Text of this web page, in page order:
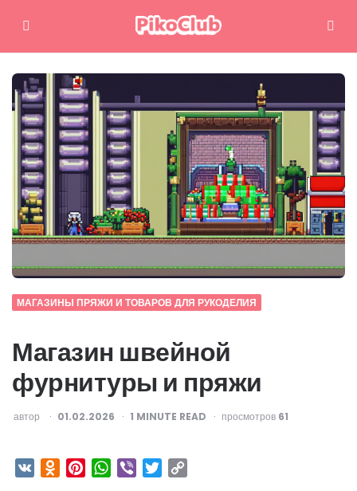
Меню Поиск
МАГАЗИНЫ ПРЯЖИ И ТОВАРОВ ДЛЯ РУКОДЕЛИЯ
Магазин швейной
фурнитуры и пряжи
ОПУБЛИКОВАНО
автор 01.02.2026 1 MINUTE READ просмотров 61
VK Odnoklassniki
PinterestWhatsApp
Viber Twitter